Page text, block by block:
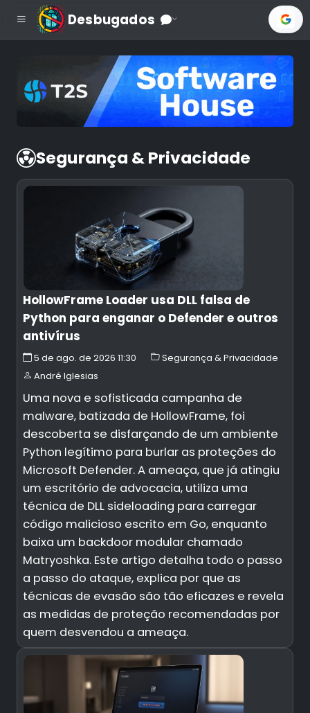
Desbugados
Segurança & Privacidade
HollowFrame Loader usa DLL falsa de
Python para enganar o Defender e outros
antivírus
5 de ago. de 2026 11:30
Segurança & Privacidade
André Iglesias
Uma nova e sofisticada campanha de
malware, batizada de HollowFrame, foi
descoberta se disfarçando de um ambiente
Python legítimo para burlar as proteções do
Microsoft Defender. A ameaça, que já atingiu
um escritório de advocacia, utiliza uma
técnica de DLL sideloading para carregar
código malicioso escrito em Go, enquanto
baixa um backdoor modular chamado
Matryoshka. Este artigo detalha todo o passo
a passo do ataque, explica por que as
técnicas de evasão são tão eficazes e revela
as medidas de proteção recomendadas por
quem desvendou a ameaça.